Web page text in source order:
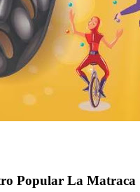
Popular La Matraca